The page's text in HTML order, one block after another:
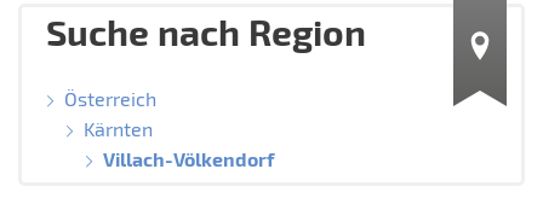
Suche nach Region
Österreich
Kärnten
Villach-Völkendorf